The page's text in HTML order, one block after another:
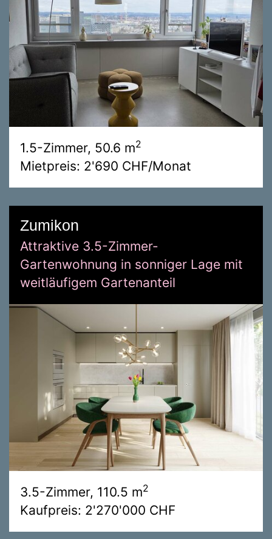
1.5-Zimmer, 50.6 m2
Mietpreis: 2'690 CHF/Monat
Zumikon
Attraktive 3.5-Zimmer-
Gartenwohnung in sonniger Lage mit
weitläufigem Gartenanteil
3.5-Zimmer, 110.5 m2
Kaufpreis: 2'270'000 CHF